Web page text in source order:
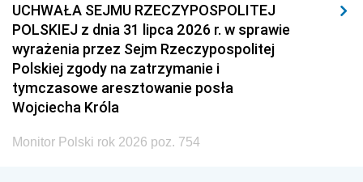
UCHWAŁA SEJMU RZECZYPOSPOLITEJ
POLSKIEJ z dnia 31 lipca 2026 r. w sprawie
wyrażenia przez Sejm Rzeczypospolitej
Polskiej zgody na zatrzymanie i
tymczasowe aresztowanie posła
Wojciecha Króla
Monitor Polski rok 2026 poz. 754